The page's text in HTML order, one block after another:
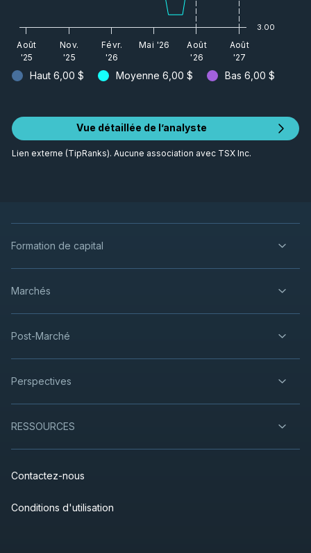
Haut 6,00 $ Moyenne 6,00 $ Bas 6,00 $
Août
'25
Nov.
'25
Févr.
'26
Mai '26
Août
'26
Août
'27
3.00
Vue détaillée de l’analyste
Lien externe (TipRanks). Aucune association avec TSX Inc.
Formation de capital
Marchés
Post-Marché
Perspectives
RESSOURCES
Contactez-nous
Conditions d'utilisation